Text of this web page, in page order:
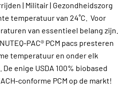
| Militair | Gezondheidszorg
temperatuur van 24˚C. Voor
van essentieel belang zijn.
PAC® PCM pacs presteren
temperatuur en onder elk
enige USDA 100% biobased
conforme PCM op de markt!